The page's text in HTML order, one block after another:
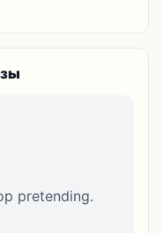
pretending.